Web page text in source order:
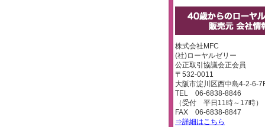
株式会社MFC
(社)ローヤルゼリー
公正取引協議会正会員
〒532-0011
大阪市淀川区西中島4-2-6-
TEL 06-6838-8846
（受付 平日11時～17時）
FAX 06-6838-8847
⇒詳細はこちら